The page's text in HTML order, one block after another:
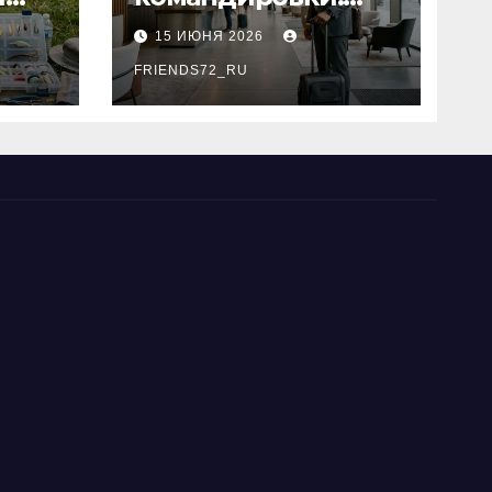
основные
критерии выбора
15 ИЮНЯ 2026
FRIENDS72_RU